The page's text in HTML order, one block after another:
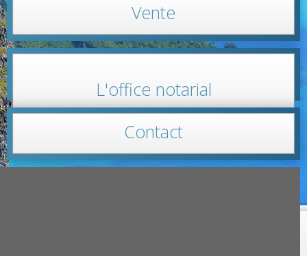
Vente
L'office notarial
Contact